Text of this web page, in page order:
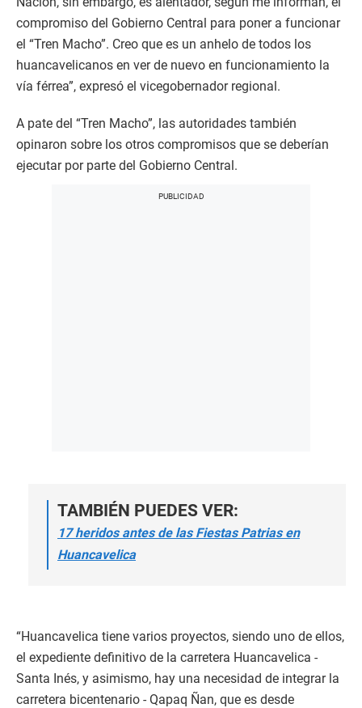
compromiso del Gobierno Central para poner a funcionar
el “Tren Macho”. Creo que es un anhelo de todos los
huancavelicanos en ver de nuevo en funcionamiento la
vía férrea”, expresó el vicegobernador regional.
A pate del “Tren Macho”, las autoridades también
opinaron sobre los otros compromisos que se deberían
ejecutar por parte del Gobierno Central.
TAMBIÉN PUEDES VER:
17 heridos antes de las Fiestas Patrias en
Huancavelica
“Huancavelica tiene varios proyectos, siendo uno de ellos,
el expediente definitivo de la carretera Huancavelica -
Santa Inés, y asimismo, hay una necesidad de integrar la
carretera bicentenario - Qapaq Ñan, que es desde